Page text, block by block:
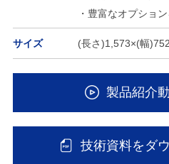
・豊富なオプショ
サイズ (長さ)1,573×(幅
製品紹介
技術資料をダ